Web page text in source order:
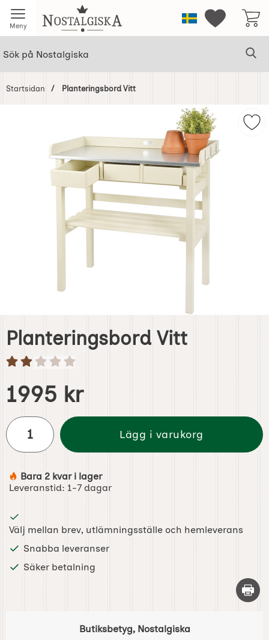
Meny Startsidan för NostalgiskaSverigeMina
Startsidan Planteringsbord Vitt
Planteringsbord Vitt
Handla denna produkt Planteringsbord Vitt
pris
1995 kr
antal
Lägg i varukorg
Tillgänglighet:
Bara 2 kvar i lager
Leveranstid: 1-7 dagar
Välj mellan brev, utlämningsställe och hemleverans
Snabba leveranser
Säker betalning
Skriv
Butiksbetyg, Nostalgiska